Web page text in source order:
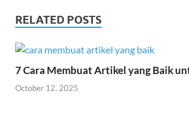
RELATED POSTS
7 Cara Membuat Artikel yang Baik
October 12, 2025